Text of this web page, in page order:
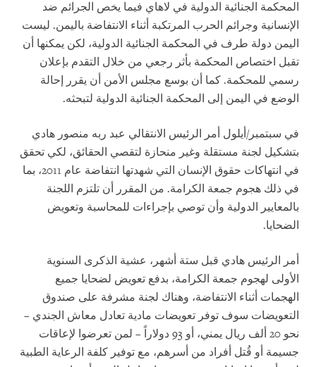
المحكمة الجنائية الدولية في لاهاي فيما يخص الجرائم ضد
الإنسانية وجرائم الحرب المرتكبة أثناء الانتفاضة باليمن. ليست
اليمن دولة طرف في المحكمة الجنائية الدولية، لكن يمكنها أن
تقبل اختصاص المحكمة بأثر رجعي من خلال التقدم بإعلان
رسمي للمحكمة. كما أن بوسع مجلس الأمن أن يقرر إحالة
الوضع في اليمن إلى المحكمة الجنائية الدولية لتبحثه.
في سبتمبر/أيلول أمر الرئيس الانتقالي عبد ربه منصور هادي
بتشكيل لجنة مستقلة وغير منحازة لتقصي الحقائق، لكي تحقق
في انتهاكات حقوق الإنسان التي شهدتها انتفاضة عام 2011، بما
في ذلك هجوم جمعة الكرامة. من المقرر أن تلتزم اللجنة
بالمعايير الدولية وأن توصي بإجراءات للمحاسبة وتعويض
الضحايا.
أمر الرئيس هادي قبل ستة أشهر، عشية الذكرى السنوية
الأولى لهجوم جمعة الكرامة، بدفع تعويض لضحايا جميع
الهجمات أثناء الانتفاضة، وهناك لجنة مشرفة على صندوق
التعويضات سوف توفر تعويضات مادية تعادل معاش الجندي –
نحو 20 ألف ريال يمني، أو 93 دولاراً – لمن تعرضوا لإعاقات
جسيمة أو قُتل أفراد من أسرهم، مع توفير كلفة الرعاية الطبية